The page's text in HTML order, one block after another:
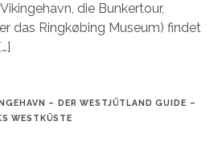
die Bunkertour,
das Ringkøbing Museum) findet
– DER WESTJÜTLAND GUIDE –
WESTKÜSTE